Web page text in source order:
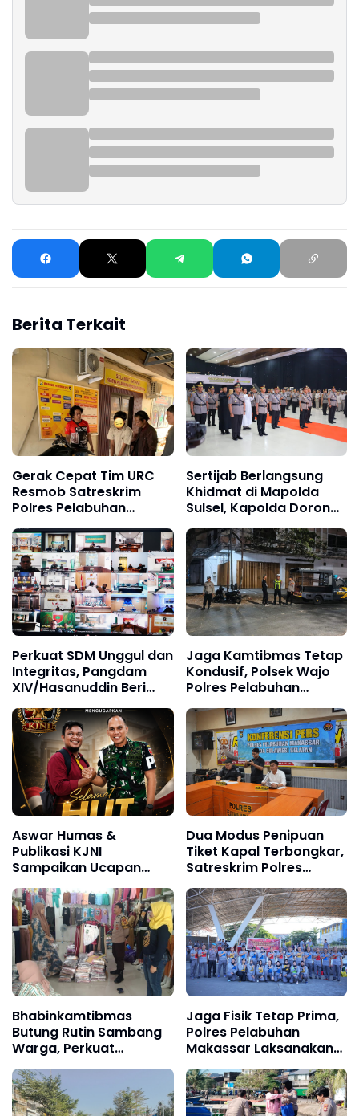
Berita Terkait
Gerak Cepat Tim URC
Resmob Satreskrim
Polres Pelabuhan
Makassar Bekuk Pencuri
Solar dan Dongkrak
Truk
Sertijab Berlangsung
Khidmat di Mapolda
Sulsel, Kapolda Dorong
Inovasi,
Profesionalisme, dan
Kolaborasi dengan TNI
serta Pemerintah
Daerah
Perkuat SDM Unggul dan
Integritas, Pangdam
XIV/Hasanuddin Beri
Arahan kepada Jajaran
Jaga Kamtibmas Tetap
Kondusif, Polsek Wajo
Polres Pelabuhan
Makassar Intensifkan
Patroli KRYD
Aswar Humas &
Publikasi KJNI
Sampaikan Ucapan
Selamat Ulang Tahun
kepada Komandan
Denpom XIV/4
Makassar
Dua Modus Penipuan
Tiket Kapal Terbongkar,
Satreskrim Polres
Pelabuhan Makassar
Ungkap Kasus Menonjol
Bhabinkamtibmas
Butung Rutin Sambang
Warga, Perkuat
Keamanan Lingkungan
Jaga Fisik Tetap Prima,
Polres Pelabuhan
Makassar Laksanakan
Tes Kesamaptaan
Jasmani Berkala
Semester II 2026